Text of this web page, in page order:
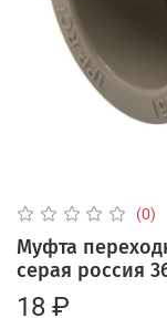
(0)
Муфта
серая россия
18 ₽